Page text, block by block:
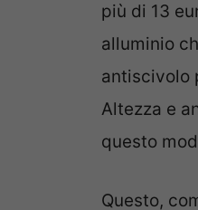
più di 13
alluminio
antiscivolo
Altezza e
questo
Questo,